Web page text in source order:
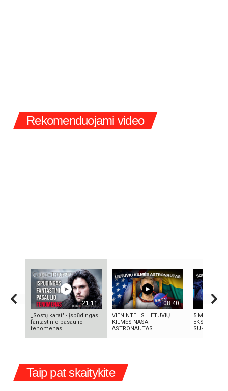
Rekomenduojami video
21:11
„Sostų karai" - įspūdingas
fantastinio pasaulio
fenomenas
08:40
VIENINTELIS LIETUVIŲ
KILMĖS NASA
ASTRONAUTAS
5
SUKRĖTĖ
Taip pat skaitykite